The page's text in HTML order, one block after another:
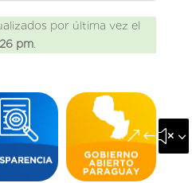
por última vez el
pm.